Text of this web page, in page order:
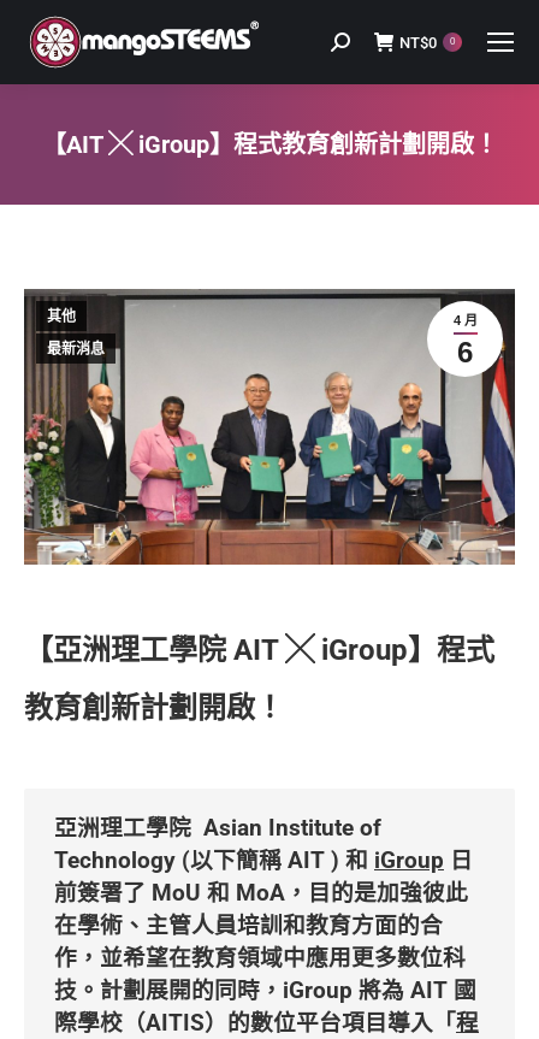
Search: NT$0 0
【AIT ╳ iGroup】程式教育創新計劃開啟！
4 月
6
其他
最新消息
【亞洲理工學院 AIT ╳ iGroup】程式
教育創新計劃開啟！
亞洲理工學院 Asian Institute of
Technology (以下簡稱 AIT ) 和 iGroup 日
前簽署了 MoU 和 MoA，目的是加強彼此
在學術、主管人員培訓和教育方面的合
作，並希望在教育領域中應用更多數位科
技。計劃展開的同時，iGroup 將為 AIT 國
際學校（AITIS）的數位平台項目導入「程